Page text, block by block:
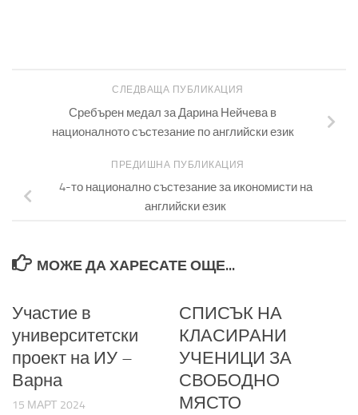
СЛЕДВАЩА ПУБЛИКАЦИЯ
Сребърен медал за Дарина Нейчева в
националното състезание по английски език
ПРЕДИШНА ПУБЛИКАЦИЯ
4-то национално състезание за икономисти на
английски език
МОЖЕ ДА ХАРЕСАТЕ ОЩЕ...
Участие в
университетски
проект на ИУ –
Варна
15 МАРТ 2024
СПИСЪК НА
КЛАСИРАНИ
УЧЕНИЦИ ЗА
СВОБОДНО
МЯСТО